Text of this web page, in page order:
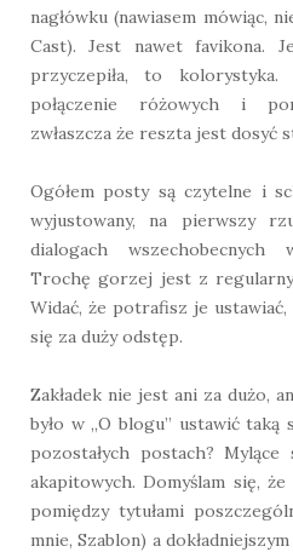
nagłówku (nawiasem mówiąc,
Cast). Jest nawet favikona.
przyczepiła, to
połączenie różowych i
zwłaszcza że reszta jest dosyć
Ogółem posty są czytelne i
wyjustowany, na pierwszy
dialogach
Trochę gorzej jest z
Widać, że potrafisz je
się za duży odstęp.
Zakładek nie jest ani za dużo,
było w „O blogu” ustawić
pozostałych postach?
akapitowych. Domyślam się, że
pomiędzy tytułami
mnie, Szablon) a